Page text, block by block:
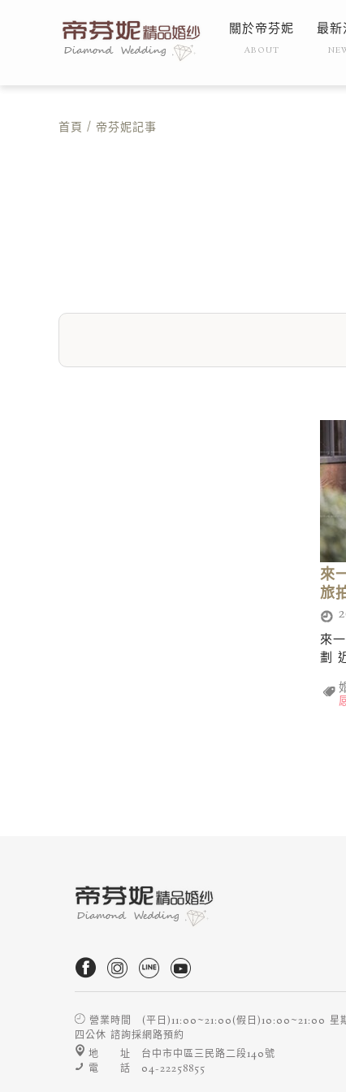
關於帝芬妮
ABOUT
最新
首頁 / 帝芬妮記事
來
旅
來
劃
營業時間 (平日)11:00~21:00(假日)10:00~21:00 星
四公休 諮詢採網路預約
地 址 台中市中區三民路二段140號
電 話 04-22258855